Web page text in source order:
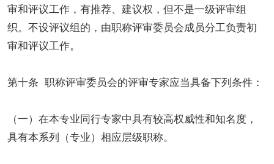
审和评议工作，有推荐、建议权，但不是一级评审组
织。不设评议组的，由职称评审委员会成员分工负责初
审和评议工作。
第十条 职称评审委员会的评审专家应当具备下列条件：
（一）在本专业同行专家中具有较高权威性和知名度，
具有本系列（专业）相应层级职称。